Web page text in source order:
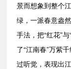
景而想象到整个
绿，一派春意盎
手法，把“红花”
了“江南春”万紫
过听觉，表现出